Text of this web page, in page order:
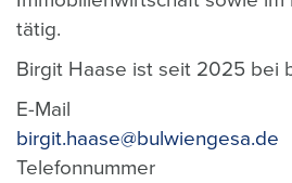
tätig.
Birgit Haase ist seit 2025 bei
E-Mail
birgit.haase@bulwiengesa.de
Telefonnummer